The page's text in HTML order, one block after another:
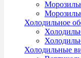
Холодильное
Холодильные